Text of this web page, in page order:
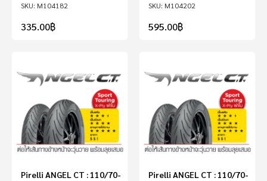
M104182
335.00฿
M104202
595.00฿
Pirelli ANGEL CT : 110/70-
Pirelli ANGEL CT : 110/70-